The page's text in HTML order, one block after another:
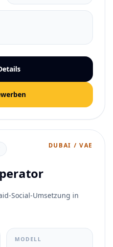
DUBAI / VAE
Social-Umsetzung in
MODELL